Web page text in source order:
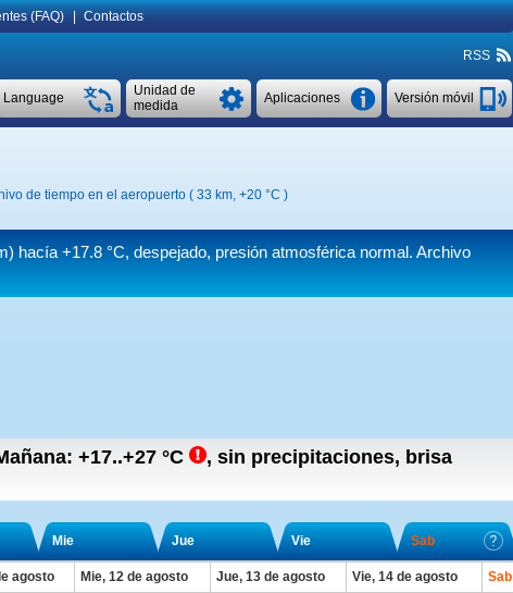
(FAQ) Contactos
RSS
Versión móvil
Aplicaciones
Unidad de
medida
Language
de tiempo en el aeropuerto ( 33 km, +20 °C )
hacía +17.8 °C, despejado, presión atmosférica normal. Archivo
+17..+27 °C , sin precipitaciones, brisa
Mie Jue Vie Sab
agosto Mie, 12 de agosto Jue, 13 de agosto Vie, 14 de agosto
Sab